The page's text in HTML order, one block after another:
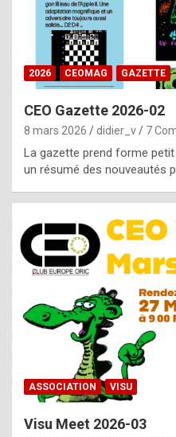
2026 CEOMAG GAZETTE
CEO Gazette 2026-02
8 mars 2026 didier_v 7
La gazette prend forme
un résumé des nouveautés
ASSOCIATION VISU
Visu Meet 2026-03